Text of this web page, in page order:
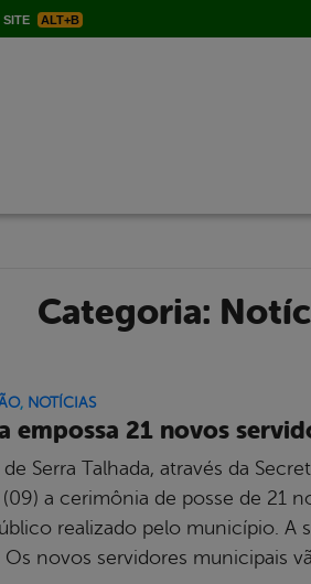
SITE ALT+B
Categoria:
, NOTÍCIAS
empossa 21 novos
Serra Talhada, através da
a cerimônia de posse de 21
realizado pelo município. A
Os novos servidores municipais